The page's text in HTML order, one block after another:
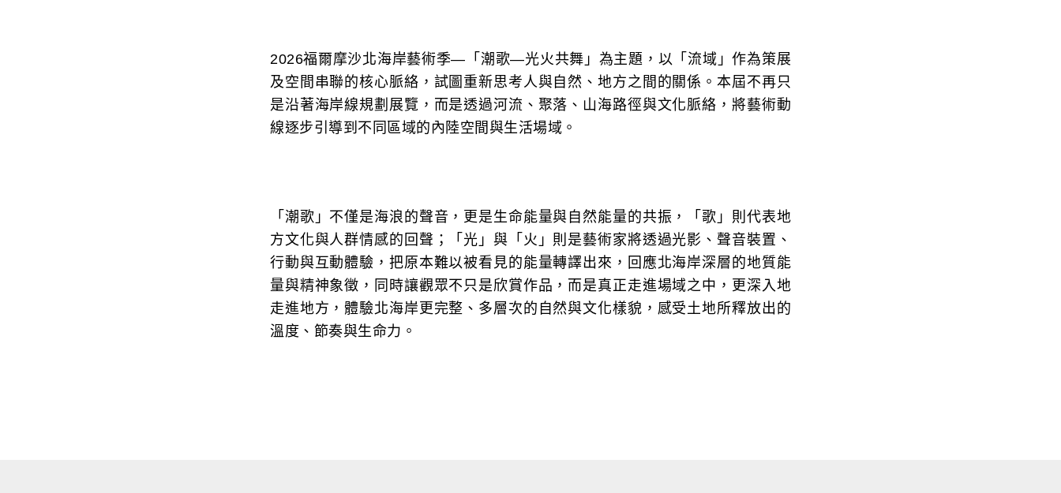
2026福爾摩沙北海岸藝術季—「潮歌—光火共舞」為主題，以「流域」作為策展
及空間串聯的核心脈絡，試圖重新思考人與自然、地方之間的關係。本屆不再只
是沿著海岸線規劃展覽，而是透過河流、聚落、山海路徑與文化脈絡，將藝術動
線逐步引導到不同區域的內陸空間與生活場域。
「潮歌」不僅是海浪的聲音，更是生命能量與自然能量的共振，「歌」則代表地
方文化與人群情感的回聲；「光」與「火」則是藝術家將透過光影、聲音裝置、
行動與互動體驗，把原本難以被看見的能量轉譯出來，回應北海岸深層的地質能
量與精神象徵，同時讓觀眾不只是欣賞作品，而是真正走進場域之中，更深入地
走進地方，體驗北海岸更完整、多層次的自然與文化樣貌，感受土地所釋放出的
溫度、節奏與生命力。